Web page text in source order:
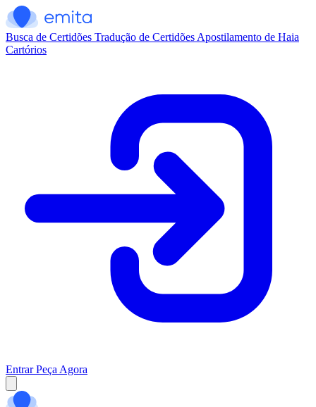
Busca de Certidões Tradução de Certidões Apostilamento de Haia
Cartórios
Entrar Peça Agora